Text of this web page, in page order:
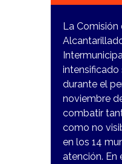
La Comisión
intensificado
durante el
noviembre
combatir
como no
en los 14
atención. En